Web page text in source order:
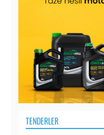
TENDERLER